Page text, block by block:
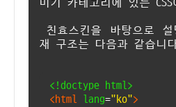
미기 카테고리에 있는
친효스킨을 바탕으로 설명을 드리자면, 현
재 구조는 다음과 같습니
<!doctype html>
<html lang="ko">